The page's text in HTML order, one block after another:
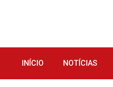
INÍCIO NOTÍCIAS